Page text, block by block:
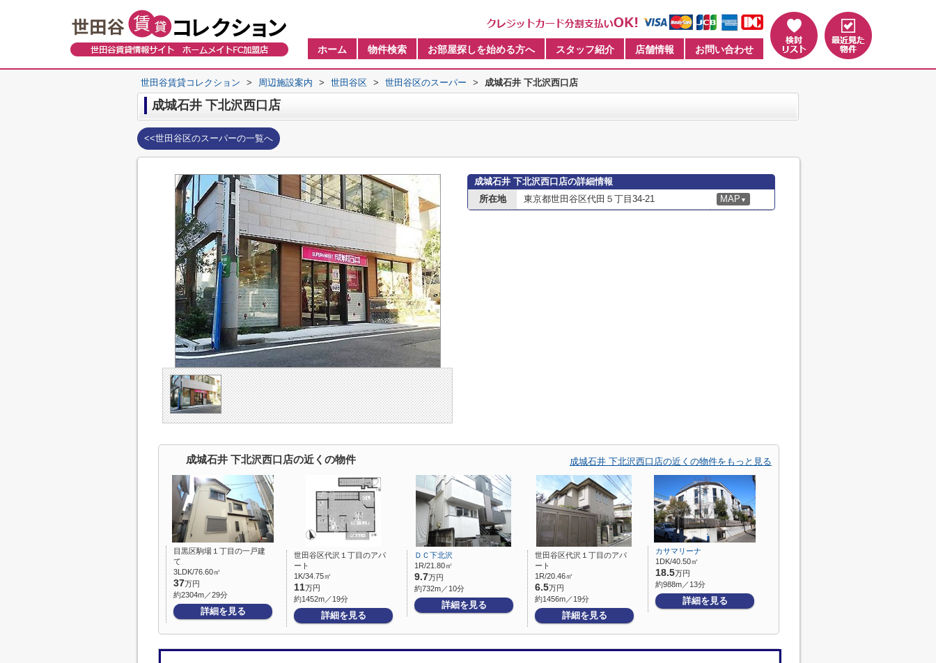
ホーム 物件検索 お部屋探しを始める方へ スタッフ紹介 店舗情報 お問い合わせ
世田谷賃貸コレクション > 周辺施設案内 > 世田谷区 > 世田谷区のスーパー > 成城石井 下北沢西口店
成城石井 下北沢西口店
<<世田谷区のスーパーの一覧へ
成城石井 下北沢西口店の詳細情報
所在地
東京都世田谷区代田５丁目34-21 MAP ▼
成城石井 下北沢西口店の近くの物件 成城石井 下北沢西口店の近くの物件をもっと見る
目黒区駒場１丁目の一戸建
て
3LDK/76.60㎡
37万円
約2304m／29分
詳細を見る
世田谷区代沢１丁目のアパ
ート
1K/34.75㎡
11万円
約1452m／19分
詳細を見る
ＤＣ下北沢
1R/21.80㎡
9.7万円
約732m／10分
詳細を見る
世田谷区代沢１丁目のアパ
ート
1R/20.46㎡
6.5万円
約1456m／19分
詳細を見る
カサマリーナ
1DK/40.50㎡
18.5万円
約988m／13分
詳細を見る